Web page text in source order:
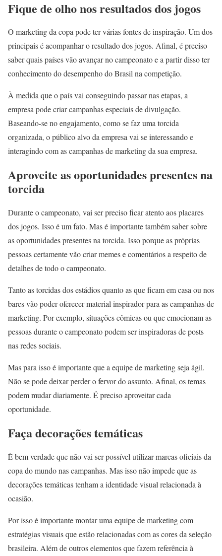
Fique de olho nos resultados dos jogos
O marketing da copa pode ter várias fontes de inspiração. Um dos
principais é acompanhar o resultado dos jogos. Afinal, é preciso
saber quais países vão avançar no campeonato e a partir disso ter
conhecimento do desempenho do Brasil na competição.
À medida que o país vai conseguindo passar nas etapas, a
empresa pode criar campanhas especiais de divulgação.
Baseando-se no engajamento, como se faz uma torcida
organizada, o público alvo da empresa vai se interessando e
interagindo com as campanhas de marketing da sua empresa.
Aproveite as oportunidades presentes na
torcida
Durante o campeonato, vai ser preciso ficar atento aos placares
dos jogos. Isso é um fato. Mas é importante também saber sobre
as oportunidades presentes na torcida. Isso porque as próprias
pessoas certamente vão criar memes e comentários a respeito de
detalhes de todo o campeonato.
Tanto as torcidas dos estádios quanto as que ficam em casa ou nos
bares vão poder oferecer material inspirador para as campanhas de
marketing. Por exemplo, situações cômicas ou que emocionam as
pessoas durante o campeonato podem ser inspiradoras de posts
nas redes sociais.
Mas para isso é importante que a equipe de marketing seja ágil.
Não se pode deixar perder o fervor do assunto. Afinal, os temas
podem mudar diariamente. É preciso aproveitar cada
oportunidade.
Faça decorações temáticas
É bem verdade que não vai ser possível utilizar marcas oficiais da
copa do mundo nas campanhas. Mas isso não impede que as
decorações temáticas tenham a identidade visual relacionada à
ocasião.
Por isso é importante montar uma equipe de marketing com
estratégias visuais que estão relacionadas com as cores da seleção
brasileira. Além de outros elementos que fazem referência à